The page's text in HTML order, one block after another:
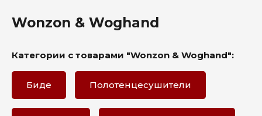
Wonzon & Woghand
Категории с товарами "Wonzon & Woghand":
Биде Полотенцесушители